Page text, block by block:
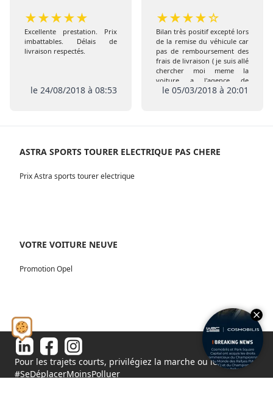
★★★★★
Excellente prestation. Prix
imbattables. Délais de
livraison respectés.
le 24/08/2018 à 08:53
★★★★☆
Bilan très positif excepté lors
de la remise du véhicule car
pas de remboursement des
frais de livraison ( je suis allé
chercher moi meme la
voiture a l'agence de
Coigneres) comme prévu
le 05/03/2018 à 20:01
ASTRA SPORTS TOURER ELECTRIQUE PAS CHERE
Prix Astra sports tourer electrique
VOTRE VOITURE NEUVE
Promotion Opel
Pour les trajets courts, privilégiez la marche ou le vélo.
#SeDéplacerMoinsPolluer